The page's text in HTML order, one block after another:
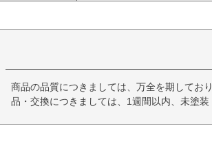
商品の品質につきましては、万全を期してお
品・交換につきましては、1週間以内、未塗装